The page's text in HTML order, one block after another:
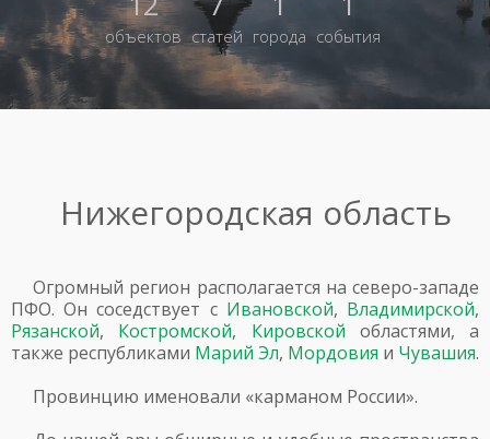
объектов статей города события
Нижегородская область
Огромный регион располагается на северо-западе
ПФО. Он соседствует с Ивановской, Владимирской,
Рязанской, Костромской, Кировской областями, а
также республиками Марий Эл, Мордовия и Чувашия.
Провинцию именовали «карманом России».